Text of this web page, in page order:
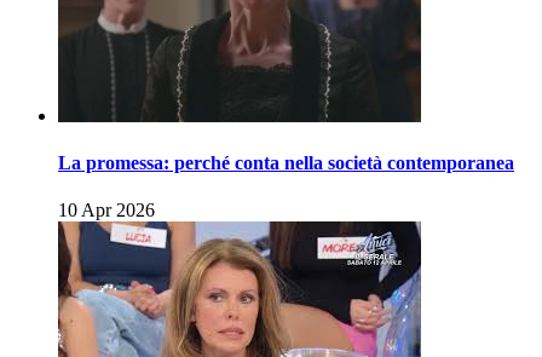
La promessa: perché conta nella società contemporanea
10 Apr 2026